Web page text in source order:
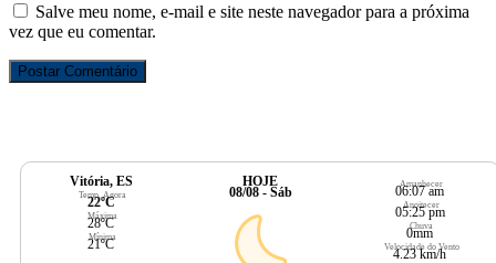
Salve meu nome, e-mail e site neste navegador para a próxima
vez que eu comentar.
Vitória, ES
Temp. Agora
22ºC
Máxima
28ºC
Mínima
21ºC
HOJE
08/08 - Sáb
Amanhecer
06:07 am
Anoitecer
05:25 pm
Chuva
0mm
Velocidade do Vento
4.23 km/h